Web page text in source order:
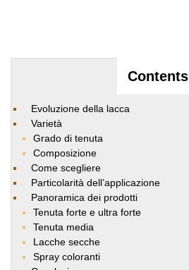
Contents
Evoluzione della lacca
Varietà
Grado di tenuta
Composizione
Come scegliere
Particolarità dell’applicazione
Panoramica dei prodotti
Tenuta forte e ultra forte
Tenuta media
Lacche secche
Spray coloranti